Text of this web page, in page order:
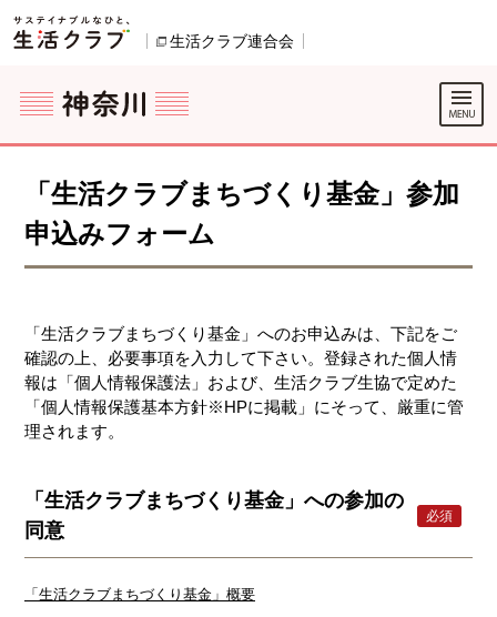
ページの先頭です。
生活クラブ連合会
「生活クラブまちづくり基金」参加
申込みフォーム
「生活クラブまちづくり基金」へのお申込みは、下記をご
確認の上、必要事項を入力して下さい。登録された個人情
報は「個人情報保護法」および、生活クラブ生協で定めた
「個人情報保護基本方針※HPに掲載」にそって、厳重に管
理されます。
「生活クラブまちづくり基金」への参加の
同意
必須
「生活クラブまちづくり基金」概要